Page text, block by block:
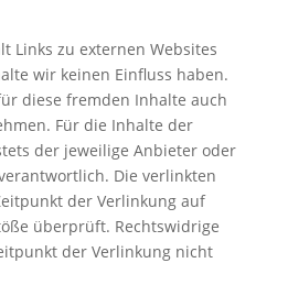
Links zu externen Websites
wir keinen Einfluss haben.
diese fremden Inhalte auch
Für die Inhalte der
der jeweilige Anbieter oder
Die verlinkten
der Verlinkung auf
überprüft. Rechtswidrige
der Verlinkung nicht